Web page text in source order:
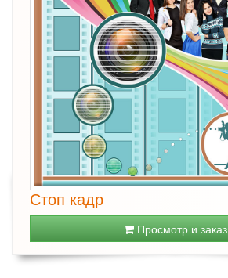
Стоп кадр
Просмотр и заказ